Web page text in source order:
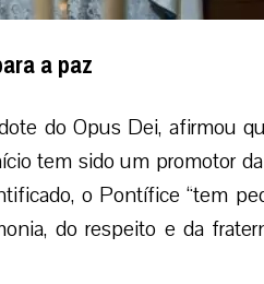
a paz
do Opus Dei, afirmou
tem sido um promotor
o Pontífice “tem
do respeito e da